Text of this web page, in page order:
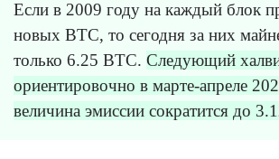
Если в 2009 году на каждый блок
новых BTC, то сегодня за них
только 6.25 BTC. Следующий
ориентировочно в марте-апреле
величина эмиссии сократится до